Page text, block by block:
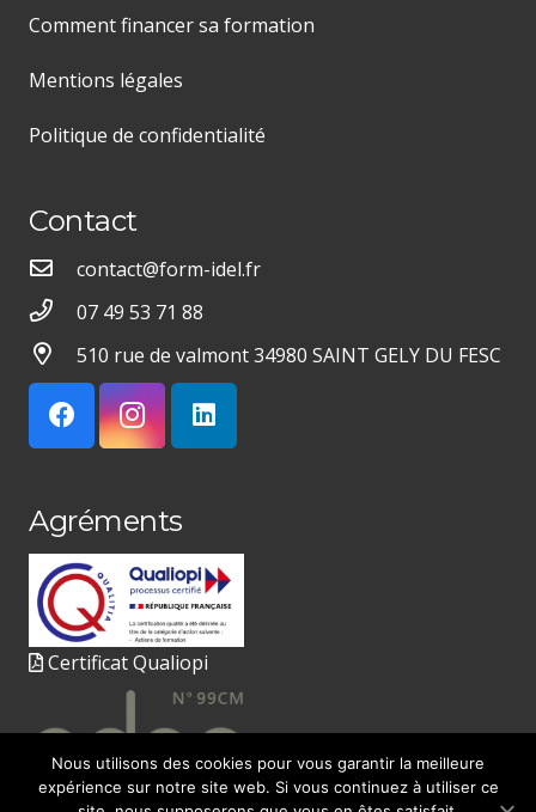
Comment financer sa formation
Mentions légales
Politique de confidentialité
Contact
contact@form-idel.fr
07 49 53 71 88
510 rue de valmont 34980 SAINT GELY DU FESC
Agréments
Certificat Qualiopi
Nous utilisons des cookies pour vous garantir la meilleure
expérience sur notre site web. Si vous continuez à utiliser ce